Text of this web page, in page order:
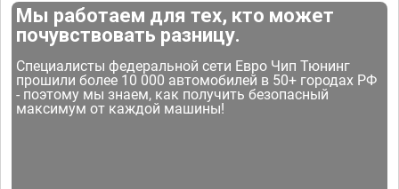
Мы работаем для тех, кто может
почувствовать разницу.
Специалисты федеральной сети Евро Чип Тюнинг
прошили более 10 000 автомобилей в 50+ городах РФ
- поэтому мы знаем, как получить безопасный
максимум от каждой машины!